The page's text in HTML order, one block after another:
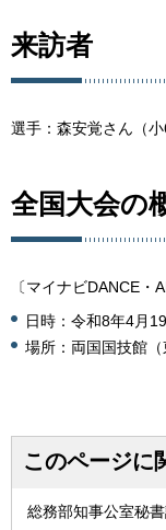
来訪者
選手：森安覚さん（小
全国大会の
〔マイナビDANCE・
日時：令和8年4月
場所：両国国技館（
このページに
総務部知事公室秘